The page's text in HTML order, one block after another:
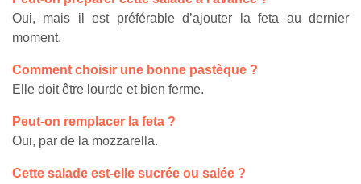
Oui, mais il est préférable d’ajouter la feta au dernier
moment.
Comment choisir une bonne pastèque ?
Elle doit être lourde et bien ferme.
Peut-on remplacer la feta ?
Oui, par de la mozzarella.
Cette salade est-elle sucrée ou salée ?